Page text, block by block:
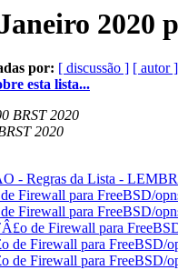
2020
por: [ discussão ] [ autor ]
esta lista...
BRST 2020
2020
- Regras da Lista -
Firewall para FreeBSD/
Firewall para FreeBSD/
de Firewall para
de Firewall para FreeBSD/
de Firewall para FreeBSD/